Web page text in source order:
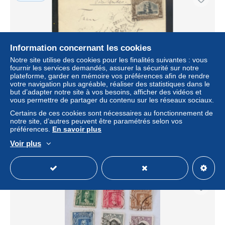
Brief Chile über die Anden nach Meissen Sachsen
28.11.1910
± 26,33 $US
Statut
Information concernant les cookies
Notre site utilise des cookies pour les finalités suivantes : vous
fournir les services demandés, assurer la sécurité sur notre
plateforme, garder en mémoire vos préférences afin de rendre
votre navigation plus agréable, réaliser des statistiques dans le
but d’adapter notre site à vos besoins, afficher des vidéos et
vous permettre de partager du contenu sur les réseaux sociaux.
Certains de ces cookies sont nécessaires au fonctionnement de
notre site, d’autres peuvent être paramétrés selon vos
préférences. En savoir plus
Voir plus